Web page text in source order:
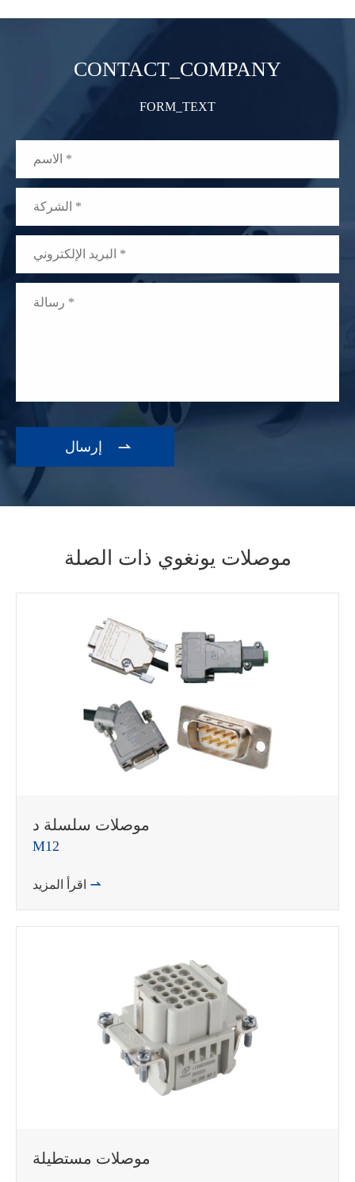
CONTACT_COMPANY
FORM_TEXT

موصلات يونغوي ذات الصلة
موصلات سلسلة د
M12

موصلات مستطيلة
WhatsApp (如 +85291234567)
邮箱